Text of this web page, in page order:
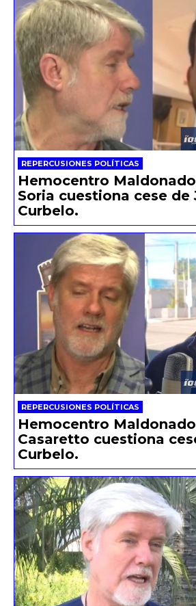
REPERCUSIONES POLÍTICAS
Hemocentro
Soria cuestiona cese de
Curbelo.
REPERCUSIONES POLÍTICAS
Hemocentro
Casaretto cuestiona
Curbelo.